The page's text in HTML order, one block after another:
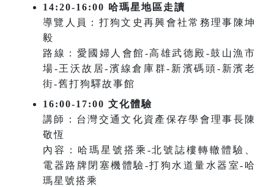
14:20-16:00 哈瑪星地區走讀
導覽人員：打狗文史再興會社常務理事陳坤
毅
路線：愛國婦人會館-高雄武德殿-鼓山漁市
場-王沃故居-濱線倉庫群-新濱碼頭-新濱老
街-舊打狗驛故事館
16:00-17:00 文化體驗
講師：台灣交通文化資產保存學會理事長陳
敬恆
內容：哈瑪星號搭乘-北號誌樓轉轍體驗、
電器路牌閉塞機體驗-打狗水道量水器室-哈
瑪星號搭乘